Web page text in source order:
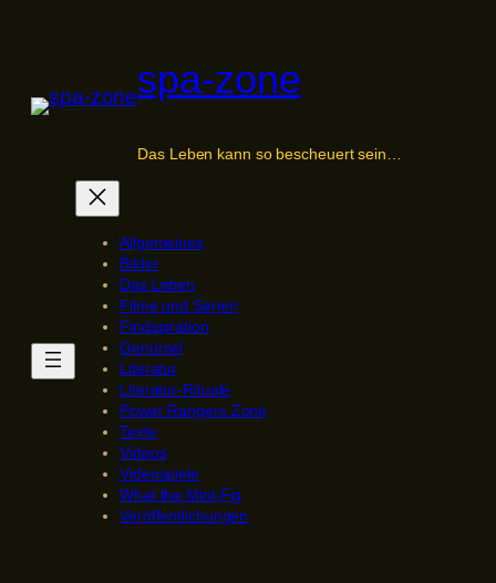
spa-zone
Das Leben kann so bescheuert sein…
Allgemeines
Bilder
Das Leben
Filme und Serien
Findspiration
Genürsel
Literatur
Literatur-Rituale
Power Rangers Zone
Texte
Videos
Videospiele
What the Mini-Fig
Veröffentlichungen